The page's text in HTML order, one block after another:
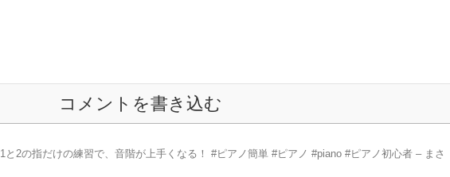
コメントを書き込む
1と2の指だけの練習で、音階が上手くなる！ #ピアノ簡単 #ピアノ #piano #ピアノ初心者 – まさ